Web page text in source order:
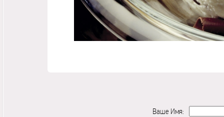
Ваше Имя: